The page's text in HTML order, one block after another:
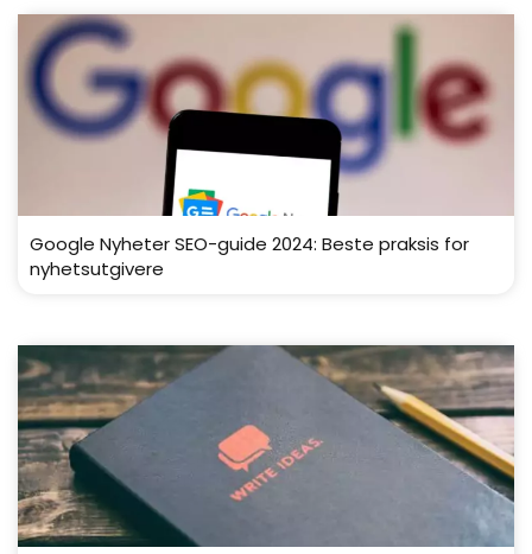
Google Nyheter SEO-guide 2024: Beste praksis for
nyhetsutgivere